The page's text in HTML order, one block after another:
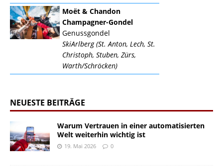
Moët & Chandon
Champagner-Gondel
Genussgondel
SkiArlberg (St. Anton, Lech, St.
Christoph, Stuben, Zürs,
Warth/Schröcken)
NEUESTE BEITRÄGE
Warum Vertrauen in einer automatisierten
Welt weiterhin wichtig ist
19. Mai 2026 0